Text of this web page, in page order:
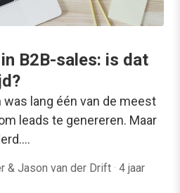
B2B-sales: is dat
lang één van de meest
leads te genereren. Maar
& Jason van der Drift · 4 jaar